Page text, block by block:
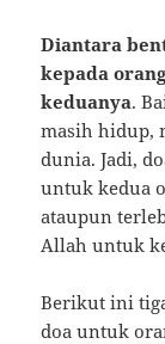
Diantara
kepada
keduanya.
masih hidup,
dunia. Jadi,
untuk kedua
ataupun
Allah untuk
Berikut ini
doa untuk